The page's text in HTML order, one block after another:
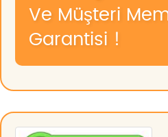
Ve Müşteri
Garantisi !